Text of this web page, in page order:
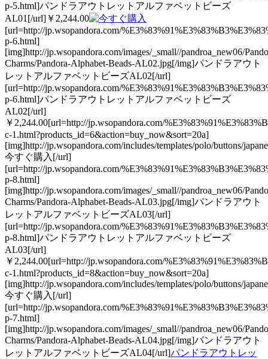
p-5.html]パンドラアウトレットアルファベットビーズ
AL01[/url]￥2,244.00
[url=http://jp.wsopandora.com/
p-6.html]
[img]http://jp.wsopandora.com/images/_small//pandroa_new06/
Charms/Pandora-Alphabet-Beads-AL02.jpg[/img]パンドラアウト
レットアルファベットビーズAL02[/url]
[url=http://jp.wsopandora.com/
p-6.html]パンドラアウトレットアルファベットビーズ
AL02[/url]
￥2,244.00[url=http://jp.wsopandora.com/
c-1.html?products_id=6&action=buy_now&sort=20a]
[img]http://jp.wsopandora.com/includes/templates/polo/buttons/
今すぐ購入[/url]
[url=http://jp.wsopandora.com/
p-8.html]
[img]http://jp.wsopandora.com/images/_small//pandroa_new06/
Charms/Pandora-Alphabet-Beads-AL03.jpg[/img]パンドラアウト
レットアルファベットビーズAL03[/url]
[url=http://jp.wsopandora.com/
p-8.html]パンドラアウトレットアルファベットビーズ
AL03[/url]
￥2,244.00[url=http://jp.wsopandora.com/
c-1.html?products_id=8&action=buy_now&sort=20a]
[img]http://jp.wsopandora.com/includes/templates/polo/buttons/
今すぐ購入[/url]
[url=http://jp.wsopandora.com/
p-7.html]
[img]http://jp.wsopandora.com/images/_small//pandroa_new06/
Charms/Pandora-Alphabet-Beads-AL04.jpg[/img]パンドラアウト
レットアルファベットビーズAL04[/url]パンドラアウトレッ